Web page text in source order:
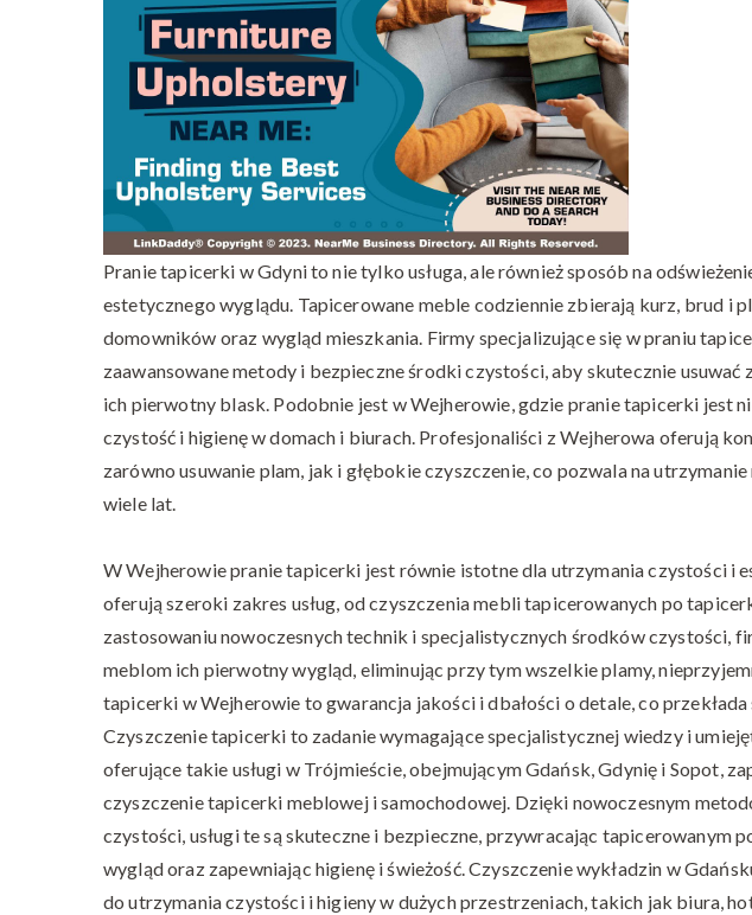
Pranie tapicerki w Gdyni to nie tylko usługa, ale również sposób na
estetycznego wyglądu. Tapicerowane meble codziennie zbierają kurz, brud i
domowników oraz wygląd mieszkania. Firmy specjalizujące się w praniu
zaawansowane metody i bezpieczne środki czystości, aby skutecznie
ich pierwotny blask. Podobnie jest w Wejherowie, gdzie pranie tapicerki jest
czystość i higienę w domach i biurach. Profesjonaliści z Wejherowa oferują
zarówno usuwanie plam, jak i głębokie czyszczenie, co pozwala na
wiele lat.
W Wejherowie pranie tapicerki jest równie istotne dla utrzymania czystości i
oferują szeroki zakres usług, od czyszczenia mebli tapicerowanych po
zastosowaniu nowoczesnych technik i specjalistycznych środków czystości,
meblom ich pierwotny wygląd, eliminując przy tym wszelkie plamy,
tapicerki w Wejherowie to gwarancja jakości i dbałości o detale, co
Czyszczenie tapicerki to zadanie wymagające specjalistycznej wiedzy i
oferujące takie usługi w Trójmieście, obejmującym Gdańsk, Gdynię i Sopot,
czyszczenie tapicerki meblowej i samochodowej. Dzięki nowoczesnym
czystości, usługi te są skuteczne i bezpieczne, przywracając tapicerowanym
wygląd oraz zapewniając higienę i świeżość. Czyszczenie wykładzin w
do utrzymania czystości i higieny w dużych przestrzeniach, takich jak biura,